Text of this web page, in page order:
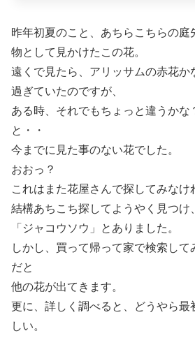
昨年初夏のこと、あちらこちらの庭
物として見かけたこの花。
遠くで見たら、アリッサムの赤花か
過ぎていたのですが、
ある時、それでもちょっと違うかな
と・・
今までに見た事のない花でした。
おおっ？
これはまた花屋さんで探してみなけ
結構あちこち探してようやく見つけ
「ジャコウソウ」とありました。
しかし、買って帰って家で検索して
だと
他の花が出てきます。
更に、詳しく調べると、どうやら最
しい。